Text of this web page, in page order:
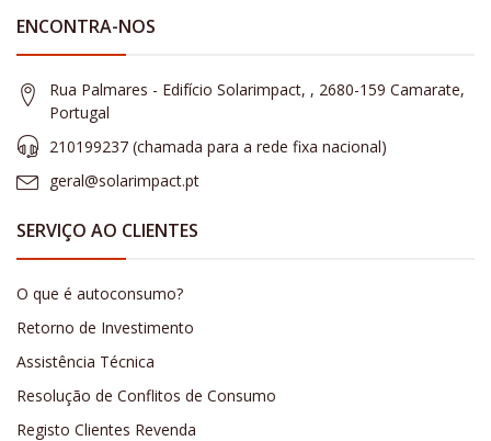
ENCONTRA-NOS
Rua Palmares - Edifício Solarimpact, , 2680-159 Camarate,
Portugal
210199237 (​chamada para a rede fixa nacional)
geral@solarimpact.pt
SERVIÇO AO CLIENTES
O que é autoconsumo?
Retorno de Investimento
Assistência Técnica
Resolução de Conflitos de Consumo
Registo Clientes Revenda